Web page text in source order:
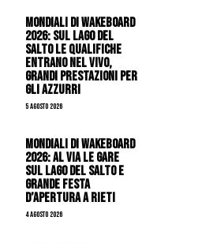
Mondiali di Wakeboard
2026: sul Lago del
Salto le qualifiche
entrano nel vivo,
grandi prestazioni per
gli azzurri
5 Agosto 2026
Mondiali di Wakeboard
2026: al via le gare
sul Lago del Salto e
grande festa
d’apertura a Rieti
4 Agosto 2026